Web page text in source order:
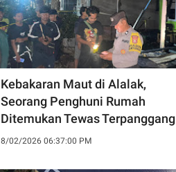
Kebakaran Maut di Alalak,
Seorang Penghuni Rumah
Ditemukan Tewas Terpanggang
8/02/2026 06:37:00 PM